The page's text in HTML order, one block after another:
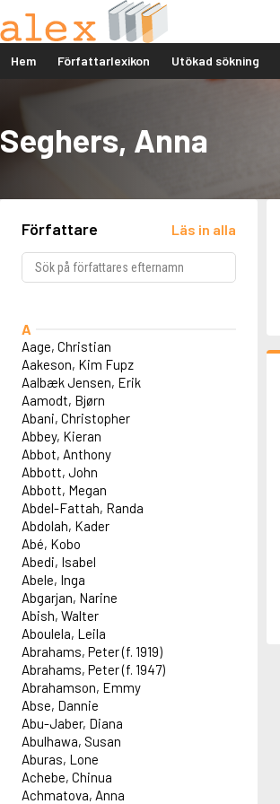
Hem Författarlexikon Utökad sökning
Seghers, Anna
Författare Läs in alla
A
Aage, Christian
Aakeson, Kim Fupz
Aalbæk Jensen, Erik
Aamodt, Bjørn
Abani, Christopher
Abbey, Kieran
Abbot, Anthony
Abbott, John
Abbott, Megan
Abdel-Fattah, Randa
Abdolah, Kader
Abé, Kobo
Abedi, Isabel
Abele, Inga
Abgarjan, Narine
Abish, Walter
Aboulela, Leila
Abrahams, Peter (f. 1919)
Abrahams, Peter (f. 1947)
Abrahamson, Emmy
Abse, Dannie
Abu-Jaber, Diana
Abulhawa, Susan
Aburas, Lone
Achebe, Chinua
Achmatova, Anna